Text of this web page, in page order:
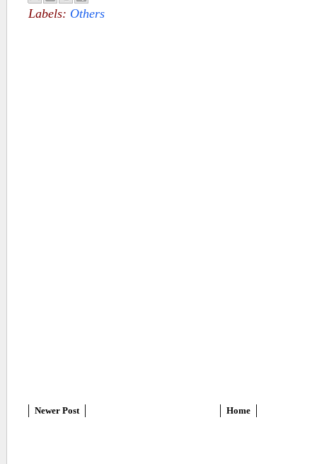
Labels: Others
Newer Post Home